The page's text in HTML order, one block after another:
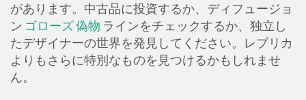
があります。中古品に投資するか、ディフュージョ
ン ゴローズ 偽物 ラインをチェックするか、独立し
たデザイナーの世界を発見してください。レプリカ
よりもさらに特別なものを見つけるかもしれませ
ん。